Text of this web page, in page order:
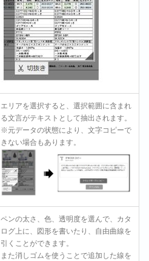
エリアを選択すると、選択範囲に含まれ
る文言がテキストとして抽出されます。
※元データの状態により、文字コピーで
きない場合もあります。
ペンの太さ、色、透明度を選んで、カタ
ログ上に、図形を書いたり、自由曲線を
引くことができます。
また消しゴムを使うことで追加した線を